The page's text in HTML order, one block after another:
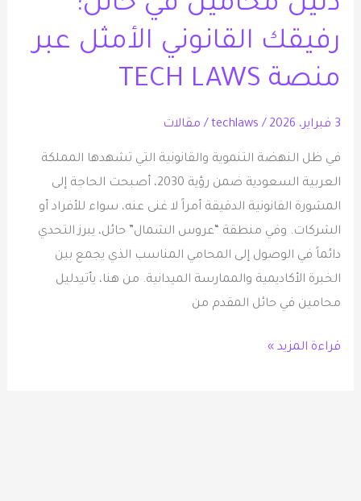
رفيقك القانوني الأمثل عبر
منصة TECH LAWS
3 فبراير، 2026 /
techlaws
/ مقالات
في ظل النهضة التنموية والقانونية التي تشهدها المملكة
العربية السعودية ضمن رؤية 2030، أصبحت الحاجة إلى
المشورة القانونية الدقيقة أمراً لا غنى عنه، سواء للأفراد أو
الشركات. وفي منطقة “عروس الشمال” حائل، يبرز التحدي
دائماً في الوصول إلى المحامي المناسب الذي يجمع بين
الخبرة الأكاديمية والممارسة الميدانية. من هنا، يأتيدليل
محامين في حائل المقدم من
حائل:
رفيقك
القانوني
عبر
TECH
قراءة المزيد »